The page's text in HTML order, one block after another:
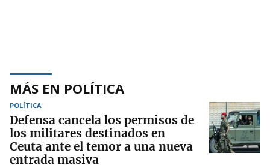
MÁS EN POLÍTICA
POLÍTICA
Defensa cancela los permisos de
los militares destinados en
Ceuta ante el temor a una nueva
entrada masiva